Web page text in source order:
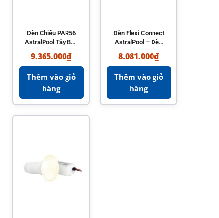
Đèn Chiếu PAR56
AstralPool Tây Ban
Bơi Cao Cấp
9.365.000₫
Thêm vào giỏ
hàng
Đèn Flexi Connect
AstralPool – Đèn
lượng Tây Ban Nha
8.081.000₫
Thêm vào giỏ
hàng